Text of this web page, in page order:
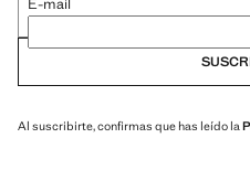
Al suscribirte, confirmas que has leído la